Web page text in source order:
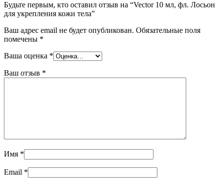
Будьте первым, кто оставил отзыв на “Vector 10 мл, фл. Лосьон
для укрепления кожи тела”
Ваш адрес email не будет опубликован. Обязательные поля
помечены *
Ваша оценка *
Ваш отзыв *
Имя *
Email *